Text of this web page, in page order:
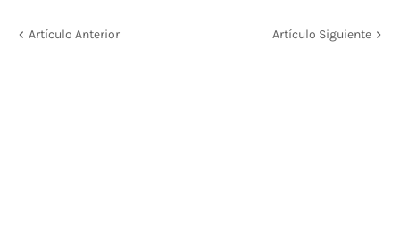
Artículo Anterior Artículo Siguiente